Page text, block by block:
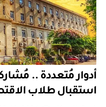
أدوار مُتعددة ..
استقبال طلاب